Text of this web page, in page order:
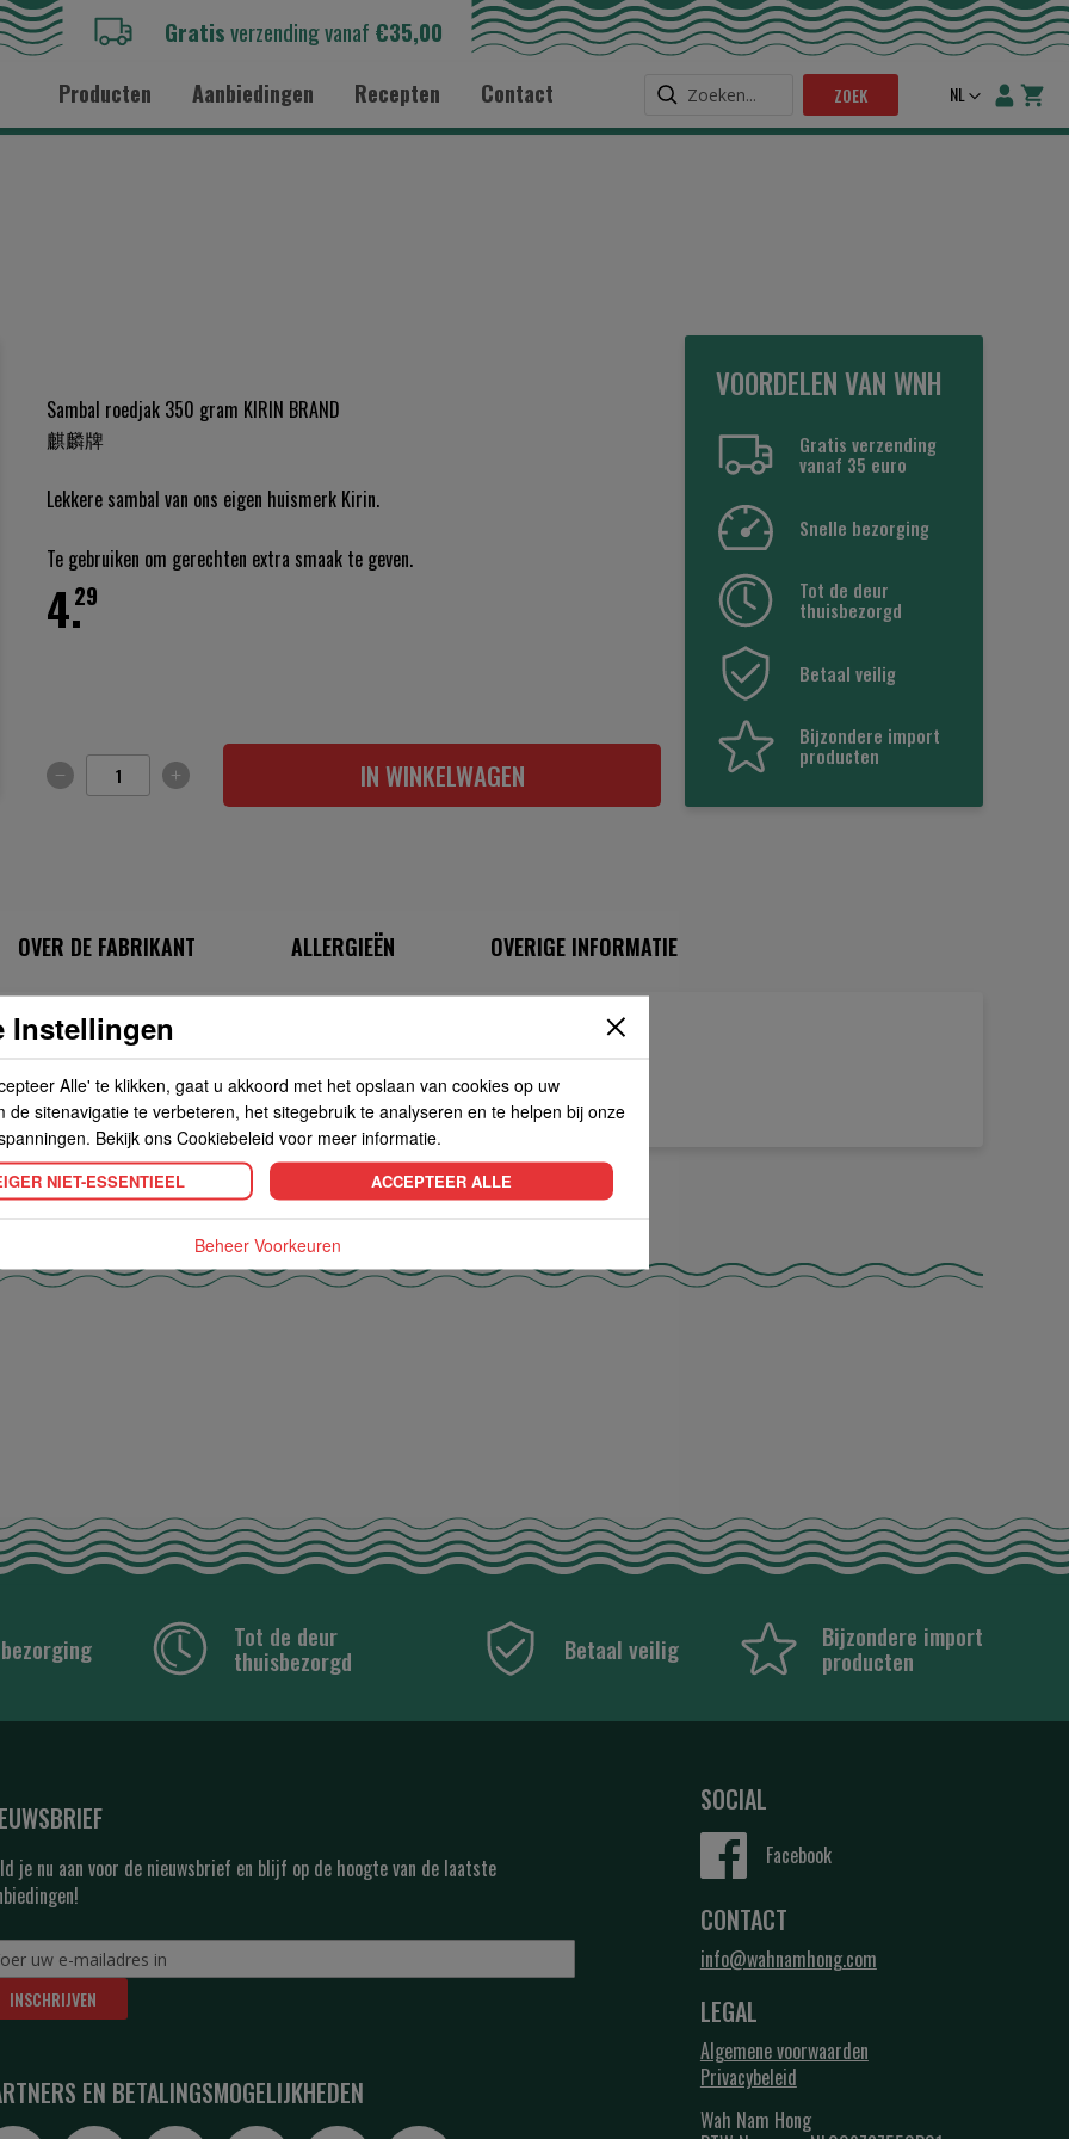
Gratisverzending vanaf €35,00
Producten Aanbiedingen Recepten Contact ZOEK Taal
NL
Sambal roedjak 350 gram KIRIN BRAND
麒麟牌
Lekkere sambal van ons eigen huismerk Kirin.
Te gebruiken om gerechten extra smaak te geven.
29
4.
IN WINKELWAGEN
VOORDELEN VAN WNH
Gratis verzending
vanaf 35 euro
Snelle bezorging
Tot de deur
thuisbezorgd
Betaal veilig
Bijzondere import
producten
OVER DE FABRIKANT ALLERGIEËN OVERIGE INFORMATIE
Tot de deur
thuisbezorgd Betaal veilig Bijzondere import
producten
je nu aan voor de nieuwsbrief en blijf op de hoogte van de laatste
INSCHRIJVEN
EN BETALINGSMOGELIJKHEDEN
SOCIAL
Facebook
CONTACT
info@wahnamhong.com
LEGAL
Algemene voorwaarden
Privacybeleid
Wah Nam Hong
Instellingen
Alle' te klikken, gaat u akkoord met het opslaan van cookies op uw
de sitenavigatie te verbeteren, het sitegebruik te analyseren en te helpen bij onze
Bekijk ons Cookiebeleid voor meer informatie.
NIET-ESSENTIEEL ACCEPTEER ALLE
Beheer Voorkeuren